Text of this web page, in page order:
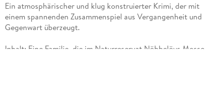
Ein atmosphärischer und klug konstruierter Krimi, der mit
einem spannenden Zusammenspiel aus Vergangenheit und
Gegenwart überzeugt.
Inhalt: Eine Familie, die im Naturreservat Nöbbelövs Mosse